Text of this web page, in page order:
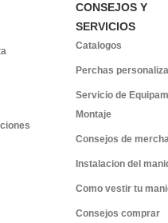
CONSEJOS Y
SERVICIOS
Catalogos
Perchas
Servicio de
Montaje
Consejos de
Instalacion del
Como vestir tu
Consejos comprar